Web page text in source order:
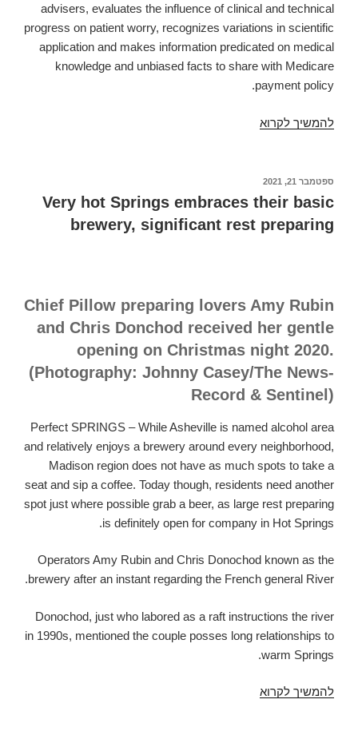
advisers, evaluates the influence of clinical and technical
progress on patient worry, recognizes variations in scientific
application and makes information predicated on medical
knowledge and unbiased facts to share with Medicare
payment policy.
להמשיך לקרוא
Silva,
MD,
RUC
פורסם
ספטמבר 21, 2021
Very hot Springs embraces their basic
brewery, significant rest preparing
Chief Pillow preparing lovers Amy Rubin
and Chris Donchod received her gentle
opening on Christmas night 2020.
(Photography: Johnny Casey/The News-
Record & Sentinel)
Perfect SPRINGS – While Asheville is named alcohol area
and relatively enjoys a brewery around every neighborhood,
Madison region does not have as much spots to take a
seat and sip a coffee. Today though, residents need another
spot just where possible grab a beer, as large rest preparing
is definitely open for company in Hot Springs.
Operators Amy Rubin and Chris Donochod known as the
brewery after an instant regarding the French general River.
Donochod, just who labored as a raft instructions the river
in 1990s, mentioned the couple posses long relationships to
warm Springs.
להמשיך לקרוא